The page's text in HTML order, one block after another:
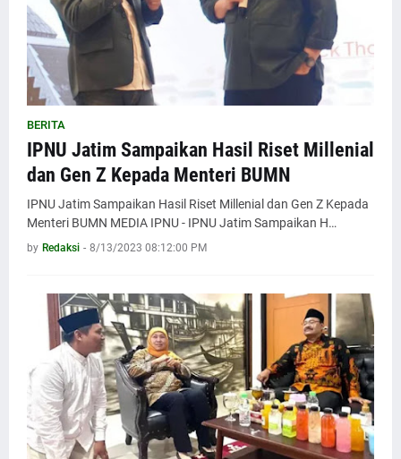
BERITA
IPNU Jatim Sampaikan Hasil Riset Millenial
dan Gen Z Kepada Menteri BUMN
IPNU Jatim Sampaikan Hasil Riset Millenial dan Gen Z Kepada
Menteri BUMN MEDIA IPNU - IPNU Jatim Sampaikan H…
by Redaksi - 8/13/2023 08:12:00 PM